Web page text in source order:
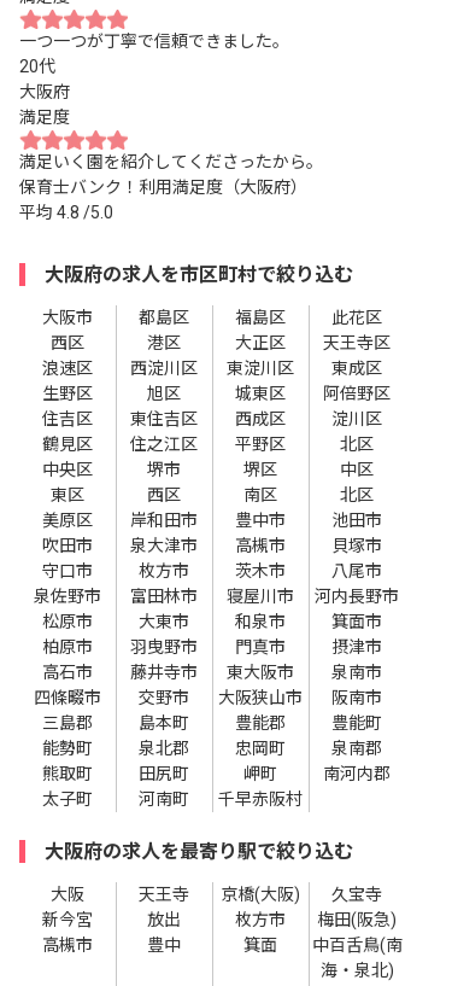
一つ一つが丁寧で信頼できました。
20代
大阪府
満足度
満足いく園を紹介してくださったから。
保育士バンク！利用満足度（大阪府）
平均 4.8 /5.0
大阪府の求人を市区町村で絞り込む
大阪市 都島区 福島区
此花区
西区
港区 大正区
天王寺区
浪速区
西淀川区 東淀川区
東成区
生野区
旭区 城東区
阿倍野区
住吉区
東住吉区 西成区
淀川区
鶴見区
住之江区 平野区
北区
中央区
堺市 堺区
中区
東区
西区 南区
北区
美原区
岸和田市 豊中市
池田市
吹田市
泉大津市 高槻市
貝塚市
守口市
枚方市 茨木市
八尾市
泉佐野市
富田林市 寝屋川市
河内長野市
松原市
大東市 和泉市
箕面市
柏原市
羽曳野市 門真市
摂津市
高石市
藤井寺市 東大阪市
泉南市
四條畷市
交野市 大阪狭山市
阪南市
三島郡
島本町 豊能郡
豊能町
能勢町
泉北郡 忠岡町
泉南郡
熊取町
田尻町 岬町
南河内郡
太子町
河南町 千早赤阪村
大阪府の求人を最寄り駅で絞り込む
大阪 天王寺 京橋(大阪)
久宝寺
新今宮
放出 枚方市
梅田(阪急)
高槻市
豊中 箕面
中百舌鳥(南
海・泉北)